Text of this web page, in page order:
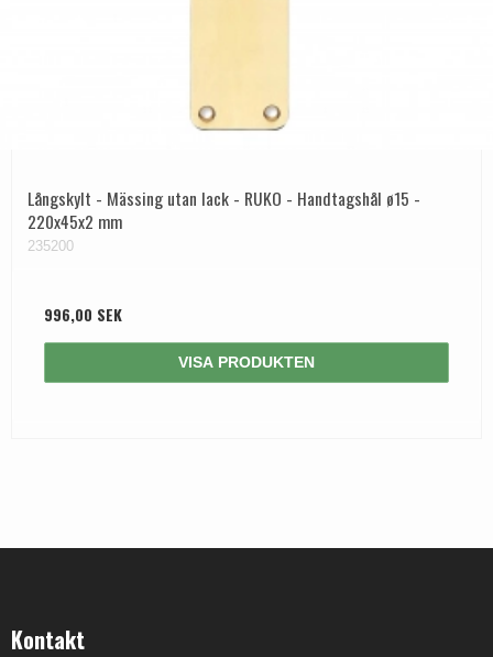
Långskylt - Mässing utan lack - RUKO - Handtagshål ø15 -
220x45x2 mm
235200
996,00 SEK
VISA PRODUKTEN
Kontakt